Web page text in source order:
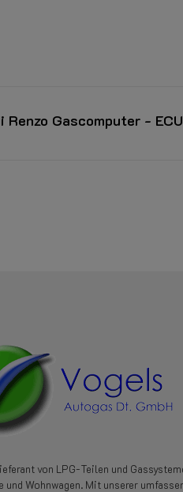
Renzo Gascomputer -
von LPG-Teilen und
und Wohnwagen. Mit unserer